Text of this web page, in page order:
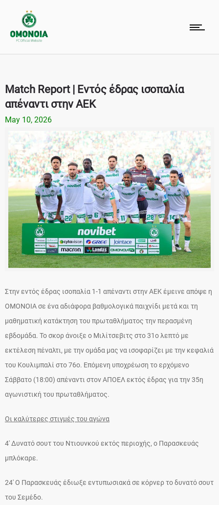
Match Report | Εντός έδρας ισοπαλία
απέναντι στην ΑΕΚ
May 10, 2026
Στην εντός έδρας ισοπαλία 1-1 απέναντι στην ΑΕΚ έμεινε απόψε η
ΟΜΟΝΟΙΑ σε ένα αδιάφορα βαθμολογικά παιχνίδι μετά και τη
μαθηματική κατάκτηση του πρωταθλήματος την περασμένη
εβδομάδα. Το σκορ άνοιξε ο Μιλίτσεβιτς στο 31ο λεπτό με
εκτέλεση πέναλτι, με την ομάδα μας να ισοφαρίζει με την κεφαλιά
του Κουλιμπαλί στο 76ο. Επόμενη υποχρέωση το ερχόμενο
Σάββατο (18:00) απέναντι στον ΑΠΟΕΛ εκτός έδρας για την 35η
αγωνιστική του πρωταθλήματος.
Οι καλύτερες στιγμές του αγώνα
4′ Δυνατό σουτ του Ντιουνκού εκτός περιοχής, ο Παρασκευάς
μπλόκαρε.
24′ Ο Παρασκευάς έδιωξε εντυπωσιακά σε κόρνερ το δυνατό σουτ
του Σεμέδο.